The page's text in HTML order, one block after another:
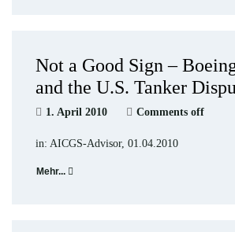
Not a Good Sign –
and the U.S. Tanker
1. April 2010 Comments off
in: AICGS-Advisor, 01.04.2010
Mehr...